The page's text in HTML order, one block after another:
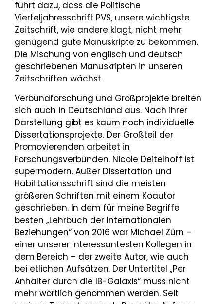
führt dazu, dass die Politische
Vierteljahresschrift PVS, unsere wichtigste
Zeitschrift, wie andere klagt, nicht mehr
genügend gute Manuskripte zu bekommen.
Die Mischung von englisch und deutsch
geschriebenen Manuskripten in unseren
Zeitschriften wächst.
Verbundforschung und Großprojekte breiten
sich auch in Deutschland aus. Nach ihrer
Darstellung gibt es kaum noch individuelle
Dissertationsprojekte. Der Großteil der
Promovierenden arbeitet in
Forschungsverbünden. Nicole Deitelhoff ist
supermodern. Außer Dissertation und
Habilitationsschrift sind die meisten
größeren Schriften mit einem Koautor
geschrieben. In dem für meine Begriffe
besten „Lehrbuch der Internationalen
Beziehungen“ von 2016 war Michael Zürn –
einer unserer interessantesten Kollegen in
dem Bereich – der zweite Autor, wie auch
bei etlichen Aufsätzen. Der Untertitel „Per
Anhalter durch die IB-Galaxis“ muss nicht
mehr wörtlich genommen werden. Seit